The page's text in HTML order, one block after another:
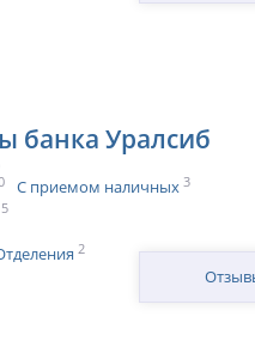
банка Уралсиб
С приемом наличных 3
5
2